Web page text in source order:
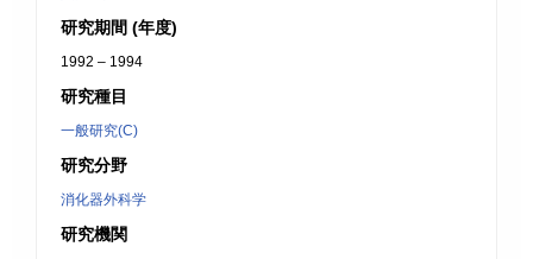
研究期間 (年度)
1992 – 1994
研究種目
一般研究(C)
研究分野
消化器外科学
研究機関